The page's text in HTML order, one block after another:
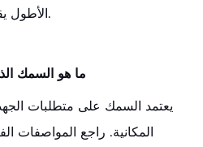
الأطول يقلل أيضًا من تكرار الاستبدال.
ما هو السمك
يعتمد السمك على متطلبات الجهد
المكانية. راجع المواصفات